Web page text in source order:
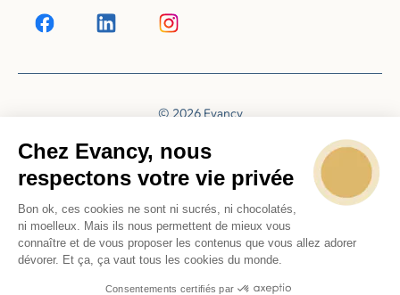
© 2026 Evancy
Chez Evancy, nous
respectons votre vie privée
Bon ok, ces cookies ne sont ni sucrés, ni chocolatés,
ni moelleux. Mais ils nous permettent de mieux vous
connaître et de vous proposer les contenus que vous allez adorer
dévorer. Et ça, ça vaut tous les cookies du monde.
Consentements certifiés par